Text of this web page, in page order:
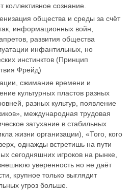
коллективное сознание.
общества и среды за счёт
информационных войн,
развития общества
инфантильных, но
инстинктов (Принцип
Фрейд)
сжимание времени и
культурных пластов разных
разных культур, появление
международная трудовая
затухание в стабильных
жизни организации), «Того, кого
однажды встретишь на пути
сегодняшних игроков на рынке,
уверенность но не даёт
крупное только выглядит
угроз больше.